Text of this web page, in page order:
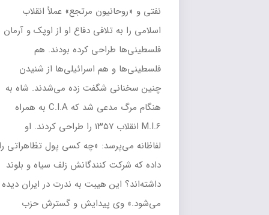
نفتی و «روحانیون مرتجع» عملاً انقلاب
اسلامی را به تلافی دفاع او از اوپک و آرمان
فلسطینی‌ها طراحی کرده بودند. هم
فلسطینی‌ها و هم اسرائیلی‌ها از شنیدن
چنین سخنانی شگفت زده می‌شدند. شاه به
هنگام مرگ مدعی شد که C.I.A به همراه
M.I.6 انقلاب ۱۳۵۷ را طراحی کردند. او
لفاظانه می‌پرسد: «چه کسی پول تظاهراتی را
داده که شرکت کنندگانش زلف سیاه و بلوند
داشته‌اند؟ این هیبت به ندرت در ایران دیده
می‌شود.» وی پیدایش و گسترش حزب